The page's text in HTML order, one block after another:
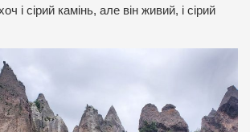
і сірий камінь, але він живий, і сірий